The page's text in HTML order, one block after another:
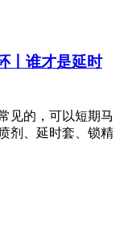
丨谁才是延时
见的，可以短期马
剂、延时套、锁精